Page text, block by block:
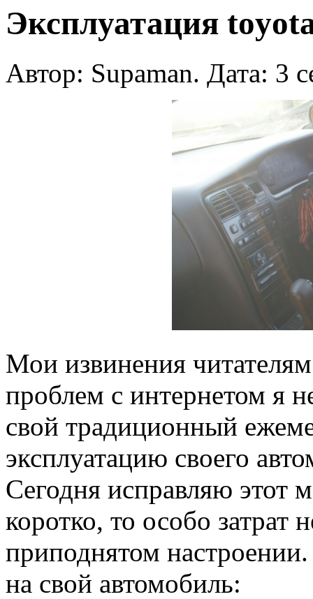
Эксплуатация
Автор: Supaman. Дата: 3
Мои извинения
проблем с интернетом я
свой традиционный
эксплуатацию своего
Сегодня исправляю этот
коротко, то особо затрат
приподнятом
на свой автомобиль: